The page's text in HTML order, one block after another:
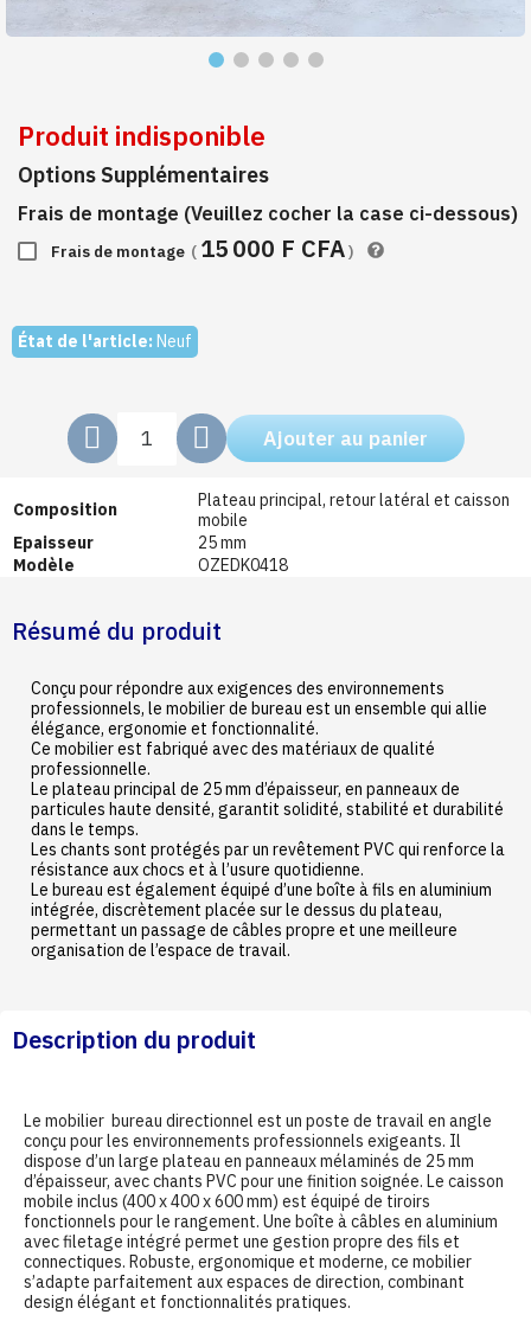
Produit indisponible
Options Supplémentaires
Frais de montage (Veuillez cocher la case ci-dessous)
Frais de montage ( 15 000 F CFA)
État de l'article: Neuf
Ajouter au panier
Composition
Plateau principal, retour latéral et caisson
mobile
Epaisseur
25 mm
Modèle
OZEDK0418
Résumé du produit
Conçu pour répondre aux exigences des environnements
professionnels, le mobilier de bureau est un ensemble qui allie
élégance, ergonomie et fonctionnalité.
Ce mobilier est fabriqué avec des matériaux de qualité
professionnelle.
Le plateau principal de 25 mm d’épaisseur, en panneaux de
particules haute densité, garantit solidité, stabilité et durabilité
dans le temps.
Les chants sont protégés par un revêtement PVC qui renforce la
résistance aux chocs et à l’usure quotidienne.
Le bureau est également équipé d’une boîte à fils en aluminium
intégrée, discrètement placée sur le dessus du plateau,
permettant un passage de câbles propre et une meilleure
organisation de l’espace de travail.
Description du produit
Le mobilier bureau directionnel est un poste de travail en angle
conçu pour les environnements professionnels exigeants. Il
dispose d’un large plateau en panneaux mélaminés de 25 mm
d’épaisseur, avec chants PVC pour une finition soignée. Le caisson
mobile inclus (400 x 400 x 600 mm) est équipé de tiroirs
fonctionnels pour le rangement. Une boîte à câbles en aluminium
avec filetage intégré permet une gestion propre des fils et
connectiques. Robuste, ergonomique et moderne, ce mobilier
s’adapte parfaitement aux espaces de direction, combinant
design élégant et fonctionnalités pratiques.